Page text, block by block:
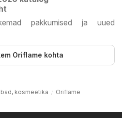
pakkumised ja uued
Oriflame kohta
kosmeetika Oriflame